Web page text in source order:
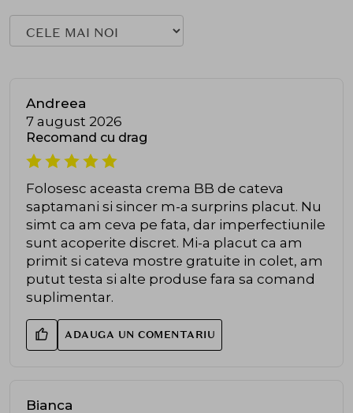
Andreea
7 august 2026
Recomand cu drag
Folosesc aceasta crema BB de cateva
saptamani si sincer m-a surprins placut. Nu
simt ca am ceva pe fata, dar imperfectiunile
sunt acoperite discret. Mi-a placut ca am
primit si cateva mostre gratuite in colet, am
putut testa si alte produse fara sa comand
suplimentar.
ADAUGA UN COMENTARIU
Bianca